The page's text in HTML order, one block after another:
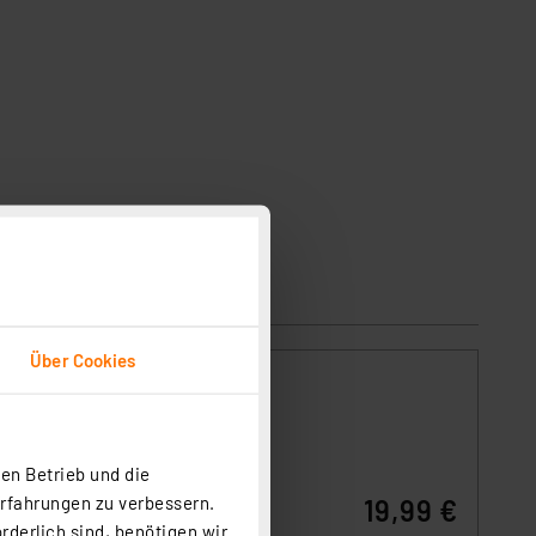
Über Cookies
Betrieb und die
zu verbessern.
sind, benötigen wir
und
19,99 €